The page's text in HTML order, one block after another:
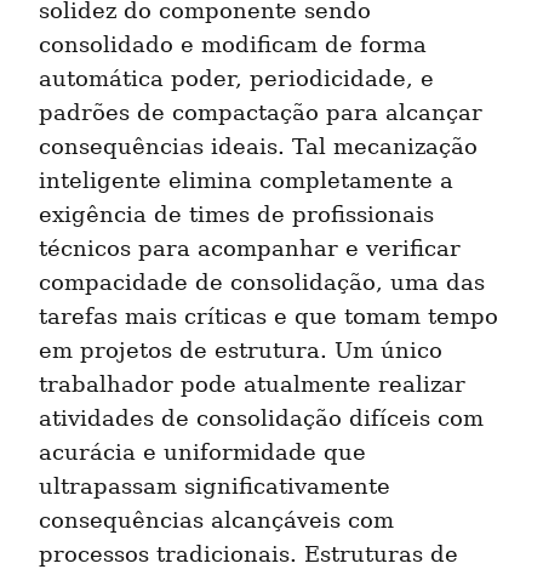
solidez do componente sendo
consolidado e modificam de forma
automática poder, periodicidade, e
padrões de compactação para alcançar
consequências ideais. Tal mecanização
inteligente elimina completamente a
exigência de times de profissionais
técnicos para acompanhar e verificar
compacidade de consolidação, uma das
tarefas mais críticas e que tomam tempo
em projetos de estrutura. Um único
trabalhador pode atualmente realizar
atividades de consolidação difíceis com
acurácia e uniformidade que
ultrapassam significativamente
consequências alcançáveis com
processos tradicionais. Estruturas de